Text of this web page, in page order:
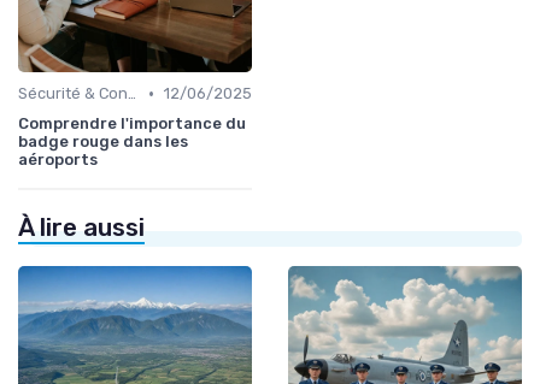
Sécurité & Conformité • 12/06/2025
Comprendre l'importance du
badge rouge dans les
aéroports
À lire aussi